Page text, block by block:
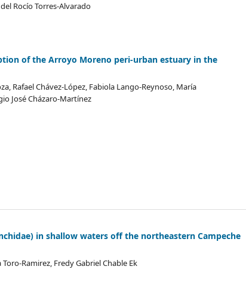
Rocío Torres-Alvarado
of the Arroyo Moreno peri-urban estuary in the
Rafael Chávez-López, Fabiola Lango-Reynoso, María
José Cházaro-Martínez
in shallow waters off the northeastern Campeche
Ramirez, Fredy Gabriel Chable Ek